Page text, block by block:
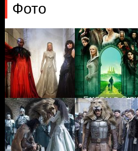
Фото